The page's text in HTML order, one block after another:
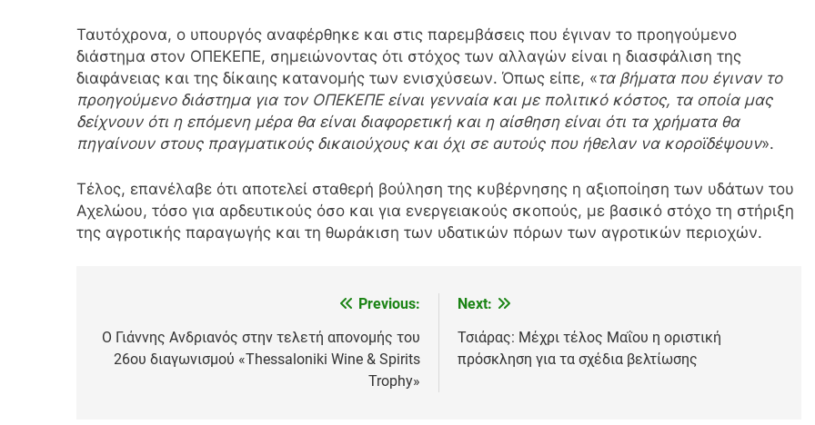
Ταυτόχρονα, ο υπουργός αναφέρθηκε και στις παρεμβάσεις που έγιναν το προηγούμενο
διάστημα στον ΟΠΕΚΕΠΕ, σημειώνοντας ότι στόχος των αλλαγών είναι η διασφάλιση της
διαφάνειας και της δίκαιης κατανομής των ενισχύσεων. Όπως είπε, «τα βήματα που έγιναν το
προηγούμενο διάστημα για τον ΟΠΕΚΕΠΕ είναι γενναία και με πολιτικό κόστος, τα οποία μας
δείχνουν ότι η επόμενη μέρα θα είναι διαφορετική και η αίσθηση είναι ότι τα χρήματα θα
πηγαίνουν στους πραγματικούς δικαιούχους και όχι σε αυτούς που ήθελαν να κοροϊδέψουν».
Τέλος, επανέλαβε ότι αποτελεί σταθερή βούληση της κυβέρνησης η αξιοποίηση των υδάτων του
Αχελώου, τόσο για αρδευτικούς όσο και για ενεργειακούς σκοπούς, με βασικό στόχο τη στήριξη
της αγροτικής παραγωγής και τη θωράκιση των υδατικών πόρων των αγροτικών περιοχών.
άρθρων
Previous:
Ο Γιάννης Ανδριανός στην τελετή απονομής του
26ου διαγωνισμού «Thessaloniki Wine & Spirits
Trophy»
Next:
Τσιάρας: Μέχρι τέλος Μαΐου η οριστική
πρόσκληση για τα σχέδια βελτίωσης